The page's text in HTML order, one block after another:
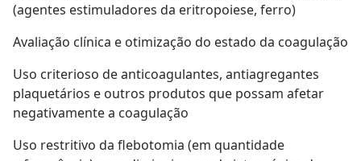
(agentes estimuladores da eritropoiese, ferro)
Avaliação clínica e otimização do estado da coagulação
Uso criterioso de anticoagulantes, antiagregantes
plaquetários e outros produtos que possam afetar
negativamente a coagulação
Uso restritivo da flebotomia (em quantidade